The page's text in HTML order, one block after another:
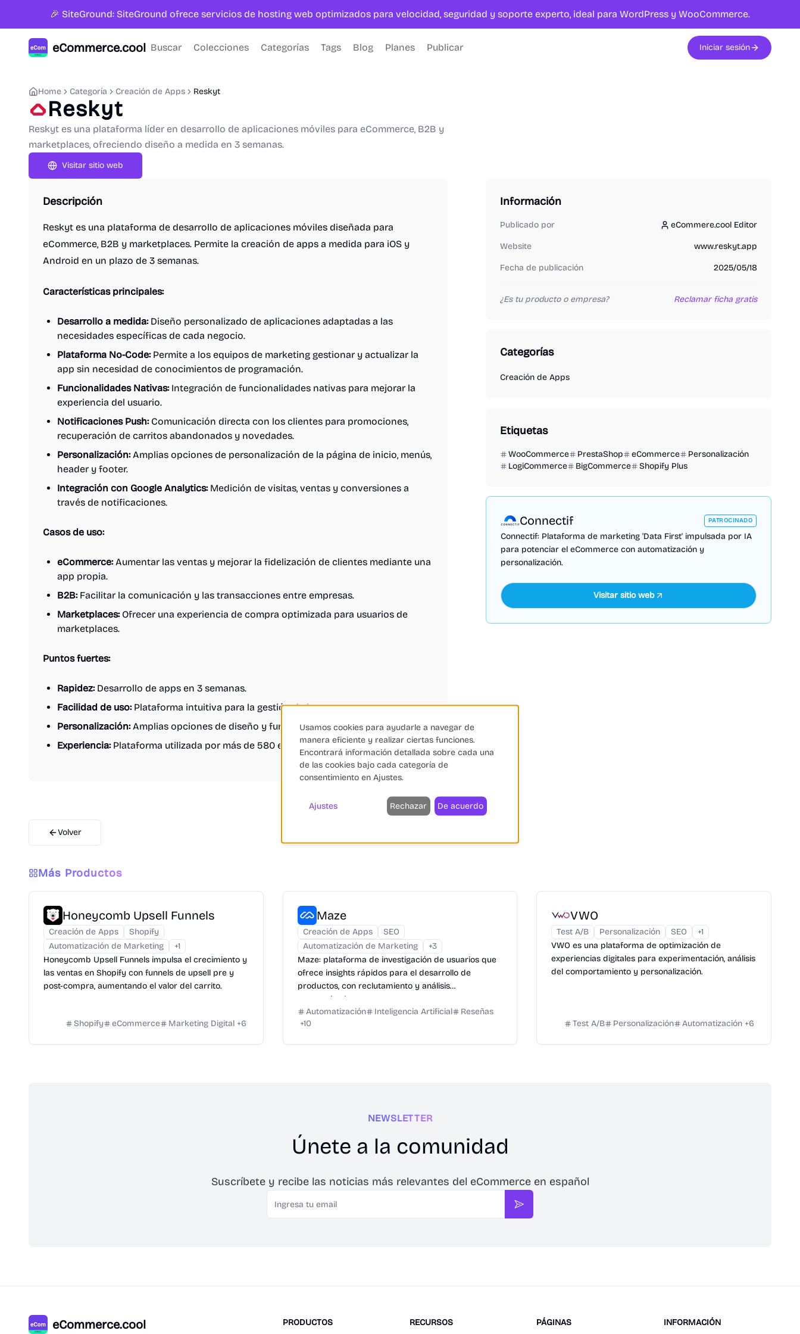
🎉 SiteGround: SiteGround ofrece servicios de hosting web optimizados para velocidad, seguridad y soporte experto, ideal para WordPress y WooCommerce.
eCommerce.cool Buscar Colecciones Categorías Tags Blog Planes Publicar Iniciar sesión
Home Categoría Creación de Apps Reskyt
Reskyt
Reskyt es una plataforma líder en desarrollo de aplicaciones móviles para eCommerce, B2B y
marketplaces, ofreciendo diseño a medida en 3 semanas.
Visitar sitio web
Descripción
Reskyt es una plataforma de desarrollo de aplicaciones móviles diseñada para
eCommerce, B2B y marketplaces. Permite la creación de apps a medida para iOS y
Android en un plazo de 3 semanas.
Características principales:
Desarrollo a medida:Diseño personalizado de aplicaciones adaptadas a las
necesidades específicas de cada negocio.
Plataforma No-Code:Permite a los equipos de marketing gestionar y actualizar la
app sin necesidad de conocimientos de programación.
Funcionalidades Nativas:Integración de funcionalidades nativas para mejorar la
experiencia del usuario.
Notificaciones Push:Comunicación directa con los clientes para promociones,
recuperación de carritos abandonados y novedades.
Personalización:Amplias opciones de personalización de la página de inicio, menús,
header y footer.
Integración con Google Analytics:Medición de visitas, ventas y conversiones a
través de notificaciones.
Casos de uso:
eCommerce:Aumentar las ventas y mejorar la fidelización de clientes mediante una
app propia.
B2B:Facilitar la comunicación y las transacciones entre empresas.
Marketplaces:Ofrecer una experiencia de compra optimizada para usuarios de
marketplaces.
Puntos fuertes:
Rapidez:Desarrollo de apps en 3 semanas.
Facilidad de uso:Plataforma intuitiva para la gestión de la app.
Personalización:Amplias opciones de diseño y funcionalidades a medida.
Experiencia:Plataforma utilizada por más de 580 eCommerce de alto rendimiento.
Volver
Información
Publicado por eCommere.cool Editor
eCommere.cool Editor
Website www.reskyt.app
Fecha de publicación 2025/05/18
¿Es tu producto o empresa? Reclamar ficha gratis
Categorías
Creación de Apps
Etiquetas
WooCommerce PrestaShop eCommerce
Personalización
LogiCommerce
BigCommerce Shopify Plus
Connectif PATROCINADO
Connectif: Plataforma de marketing 'Data First' impulsada por IA
para potenciar el eCommerce con automatización y
personalización.
Visitar sitio web
Más Productos
Honeycomb Upsell Funnels
Creación de Apps
Shopify
Automatización de Marketing
+1
Honeycomb Upsell Funnels impulsa el crecimiento y
las ventas en Shopify con funnels de upsell pre y
post-compra, aumentando el valor del carrito.
Shopify eCommerce Marketing Digital +6
Maze
Creación de Apps
SEO
Automatización de Marketing
+3
Maze: plataforma de investigación de usuarios que
ofrece insights rápidos para el desarrollo de
productos, con reclutamiento y análisis
automatizados.
Automatización
Inteligencia Artificial
Reseñas
+10
VWO
Test A/B Personalización SEO +1
VWO es una plataforma de optimización de
experiencias digitales para experimentación, análisis
del comportamiento y personalización.
Test A/B Personalización Automatización +6
NEWSLETTER
Únete a la comunidad
Suscríbete y recibe las noticias más relevantes del eCommerce en español
Email
Suscribirse
eCommerce.cool PRODUCTOS RECURSOS PÁGINAS INFORMACIÓN
Usamos cookies para ayudarle a navegar de
manera eficiente y realizar ciertas funciones.
Encontrará información detallada sobre cada una
de las cookies bajo cada categoría de
consentimiento en Ajustes.
Ajustes Rechazar De acuerdo